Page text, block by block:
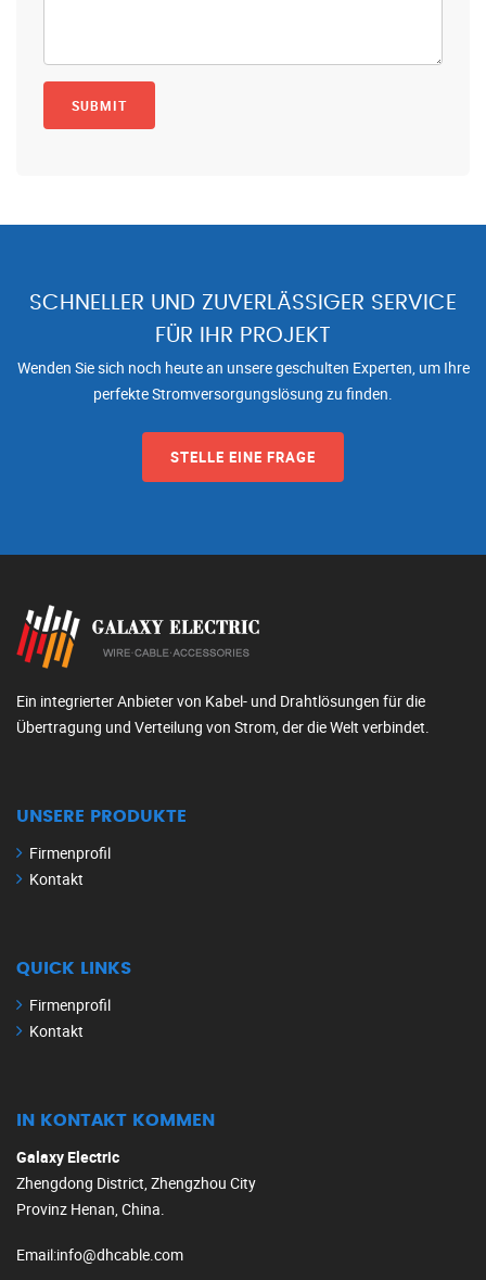
SCHNELLER UND ZUVERLÄSSIGER SERVICE
FÜR IHR PROJEKT
Wenden Sie sich noch heute an unsere geschulten Experten, um Ihre
perfekte Stromversorgungslösung zu finden.
STELLE EINE FRAGE
Ein integrierter Anbieter von Kabel- und Drahtlösungen für die
Übertragung und Verteilung von Strom, der die Welt verbindet.
UNSERE PRODUKTE
Firmenprofil
Kontakt
QUICK LINKS
Firmenprofil
Kontakt
IN KONTAKT KOMMEN
Galaxy Electric
Zhengdong District, Zhengzhou City
Provinz Henan, China.
Email:info@dhcable.com